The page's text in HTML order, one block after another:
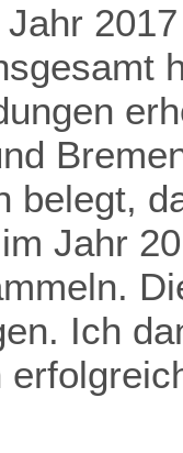
Jahr
belegt,
Jahr
Ich